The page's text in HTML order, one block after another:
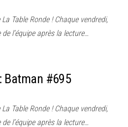
La Table Ronde ! Chaque vendredi,
l’équipe après la lecture…
Batman #695
La Table Ronde ! Chaque vendredi,
l’équipe après la lecture…